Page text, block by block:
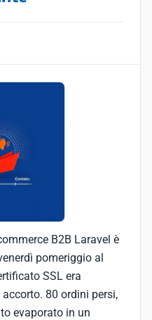
B2B Laravel è
pomeriggio al
SSL era
80 ordini persi,
evaporato in un